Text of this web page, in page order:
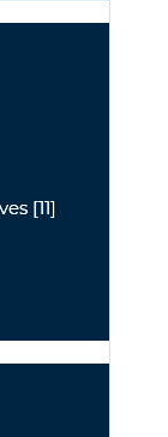
[11]